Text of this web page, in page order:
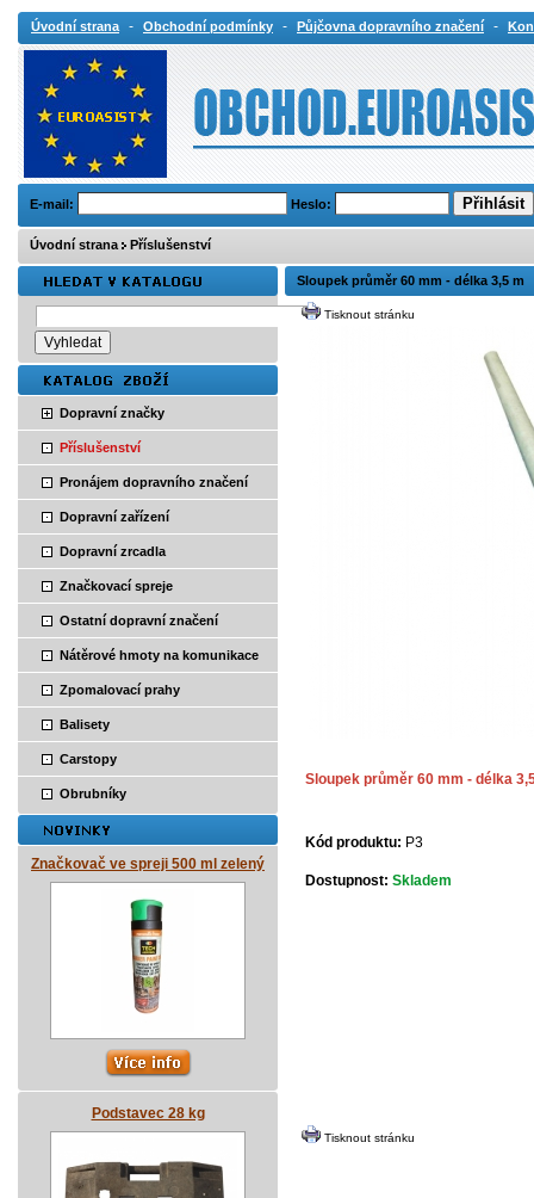
Úvodní strana - Obchodní podmínky - Půjčovna dopravního značení -
E-mail: Heslo:
Úvodní strana Příslušenství
Dopravní značky
Příslušenství
Pronájem dopravního značení
Dopravní zařízení
Dopravní zrcadla
Značkovací spreje
Ostatní dopravní značení
Nátěrové hmoty na komunikace
Zpomalovací prahy
Balisety
Carstopy
Obrubníky
Značkovač ve spreji 500 ml zelený
Podstavec 28 kg
Sloupek průměr 60 mm - délka 3,5 m
Tisknout stránku
Sloupek průměr 60 mm - délka
Kód produktu: P3
Dostupnost: Skladem
Tisknout stránku